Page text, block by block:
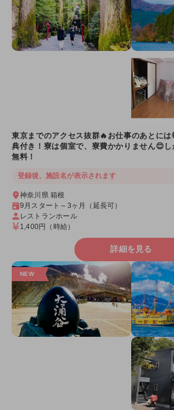
東京までのアクセス抜群🔥お仕事のあとに
典付き！寮は個室で、寮費かかりません😊
無料！
登録後、施設名が表示されます
神奈川県 箱根
9月スタート～3ヶ月（延長可）
レストランホール
1,400円 （時給）
詳細を見る